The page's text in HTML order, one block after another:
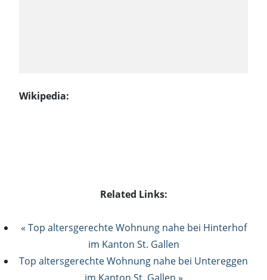
Wikipedia:
Related Links:
« Top altersgerechte Wohnung nahe bei Hinterhof
im Kanton St. Gallen
Top altersgerechte Wohnung nahe bei Untereggen